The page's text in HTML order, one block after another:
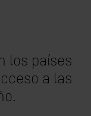
los países
a las